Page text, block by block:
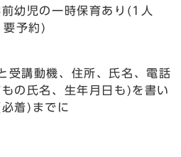
幼児の一時保育あり(1人
予約)
講動機、住所、氏名、電話
の氏名、生年月日も)を書い
着)までに